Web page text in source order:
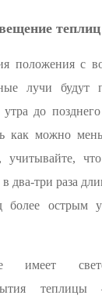
положения с
лучи будут
до
как можно
учитывайте,
два-три раза
более острым
имеет